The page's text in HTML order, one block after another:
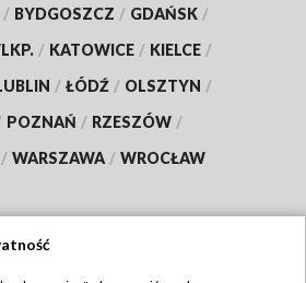
/ BYDGOSZCZ / GDAŃSK /
/ KATOWICE / KIELCE /
/ ŁÓDŹ / OLSZTYN /
POZNAŃ / RZESZÓW /
/ WARSZAWA / WROCŁAW